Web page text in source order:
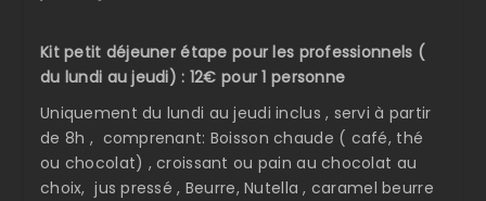
Kit petit déjeuner étape pour les professionnels (
du lundi au jeudi) : 12€ pour 1 personne
Uniquement du lundi au jeudi inclus , servi à partir
de 8h , comprenant: Boisson chaude ( café, thé
ou chocolat) , croissant ou pain au chocolat au
choix, jus pressé , Beurre, Nutella , caramel beurre